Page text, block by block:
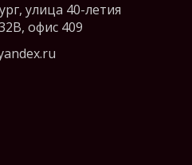
улица 40-летия
офис 409